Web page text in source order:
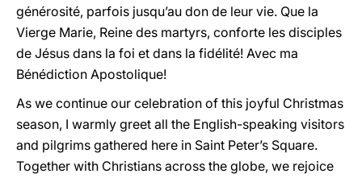
générosité, parfois jusqu’au don de leur vie. Que la
Vierge Marie, Reine des martyrs, conforte les disciples
de Jésus dans la foi et dans la fidélité! Avec ma
Bénédiction Apostolique!
As we continue our celebration of this joyful Christmas
season, I warmly greet all the English-speaking visitors
and pilgrims gathered here in Saint Peter’s Square.
Together with Christians across the globe, we rejoice